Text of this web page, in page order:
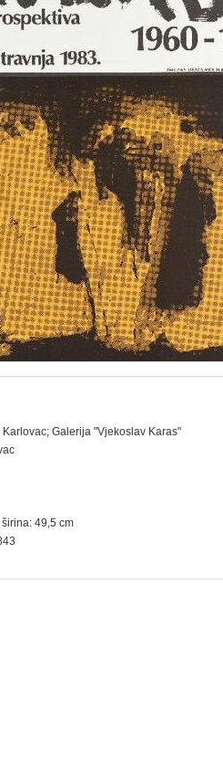
Karlovac;Galerija "Vjekoslav Karas"
49,5 cm